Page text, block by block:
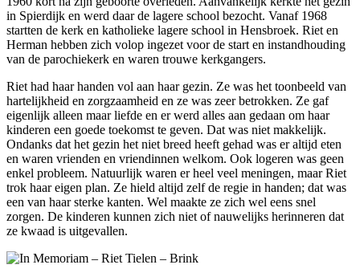
in Spierdijk en werd daar de lagere school bezocht. Vanaf 1968
startten de kerk en katholieke lagere school in Hensbroek. Riet en
Herman hebben zich volop ingezet voor de start en instandhouding
van de parochiekerk en waren trouwe kerkgangers.
Riet had haar handen vol aan haar gezin. Ze was het toonbeeld van
hartelijkheid en zorgzaamheid en ze was zeer betrokken. Ze gaf
eigenlijk alleen maar liefde en er werd alles aan gedaan om haar
kinderen een goede toekomst te geven. Dat was niet makkelijk.
Ondanks dat het gezin het niet breed heeft gehad was er altijd eten
en waren vrienden en vriendinnen welkom. Ook logeren was geen
enkel probleem. Natuurlijk waren er heel veel meningen, maar Riet
trok haar eigen plan. Ze hield altijd zelf de regie in handen; dat was
een van haar sterke kanten. Wel maakte ze zich wel eens snel
zorgen. De kinderen kunnen zich niet of nauwelijks herinneren dat
ze kwaad is uitgevallen.